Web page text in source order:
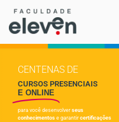
CENTENAS DE
CURSOS PRESENCIAIS
E ONLINE
para você desenvolver seus
conhecimentos e garantir certificações